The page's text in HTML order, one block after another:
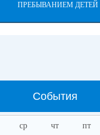
ПРЕБЫВАНИЕМ ДЕТЕЙ
События
ср чт пт